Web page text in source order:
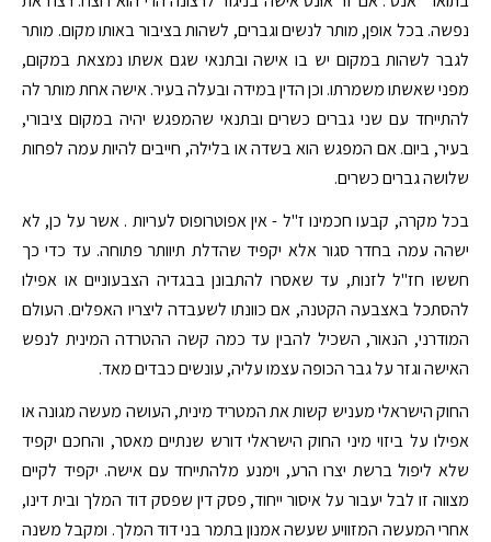
נפשה. בכל אופן, מותר לנשים וגברים, לשהות בציבור באותו מקום. מותר
לגבר לשהות במקום יש בו אישה ובתנאי שגם אשתו נמצאת במקום,
מפני שאשתו משמרתו. וכן הדין במידה ובעלה בעיר. אישה אחת מותר לה
להתייחד עם שני גברים כשרים ובתנאי שהמפגש יהיה במקום ציבורי,
בעיר, ביום. אם המפגש הוא בשדה או בלילה, חייבים להיות עמה לפחות
שלושה גברים כשרים.
בכל מקרה, קבעו חכמינו ז"ל - אין אפוטרופוס לעריות . אשר על כן, לא
ישהה עמה בחדר סגור אלא יקפיד שהדלת תיוותר פתוחה. עד כדי כך
חששו חז"ל לזנות, עד שאסרו להתבונן בבגדיה הצבעוניים או אפילו
להסתכל באצבעה הקטנה, אם כוונתו לשעבדה ליצריו האפלים. העולם
המודרני, הנאור, השכיל להבין עד כמה קשה ההטרדה המינית לנפש
האישה וגזר על גבר הכופה עצמו עליה, עונשים כבדים מאד.
החוק הישראלי מעניש קשות את המטריד מינית, העושה מעשה מגונה או
אפילו על ביזוי מיני החוק הישראלי דורש שנתיים מאסר, והחכם יקפיד
שלא ליפול ברשת יצרו הרע, וימנע מלהתייחד עם אישה. יקפיד לקיים
מצווה זו לבל יעבור על איסור ייחוד, פסק דין שפסק דוד המלך ובית דינו,
אחרי המעשה המזוויע שעשה אמנון בתמר בני דוד המלך. ומקבל משנה